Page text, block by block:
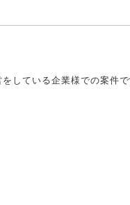
している企業様での案件で